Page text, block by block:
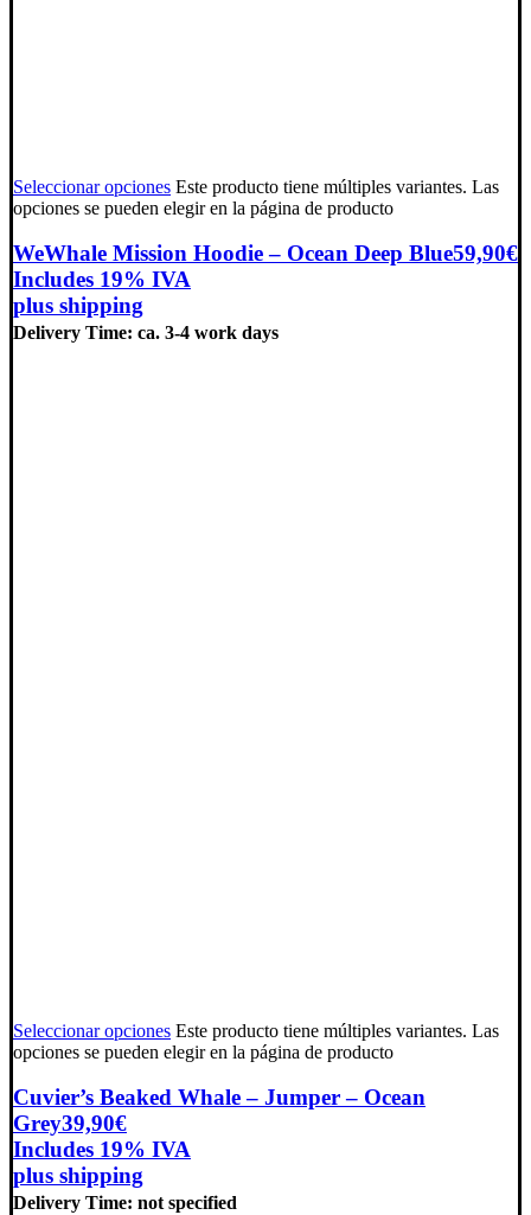
Seleccionar opciones Este producto tiene múltiples variantes. Las
opciones se pueden elegir en la página de producto
WeWhale Mission Hoodie – Ocean Deep Blue59,90€
Includes 19% IVA
plus shipping
Delivery Time: ca. 3-4 work days
Seleccionar opciones Este producto tiene múltiples variantes. Las
opciones se pueden elegir en la página de producto
Cuvier’s Beaked Whale – Jumper – Ocean
Grey39,90€
Includes 19% IVA
plus shipping
Delivery Time: not specified